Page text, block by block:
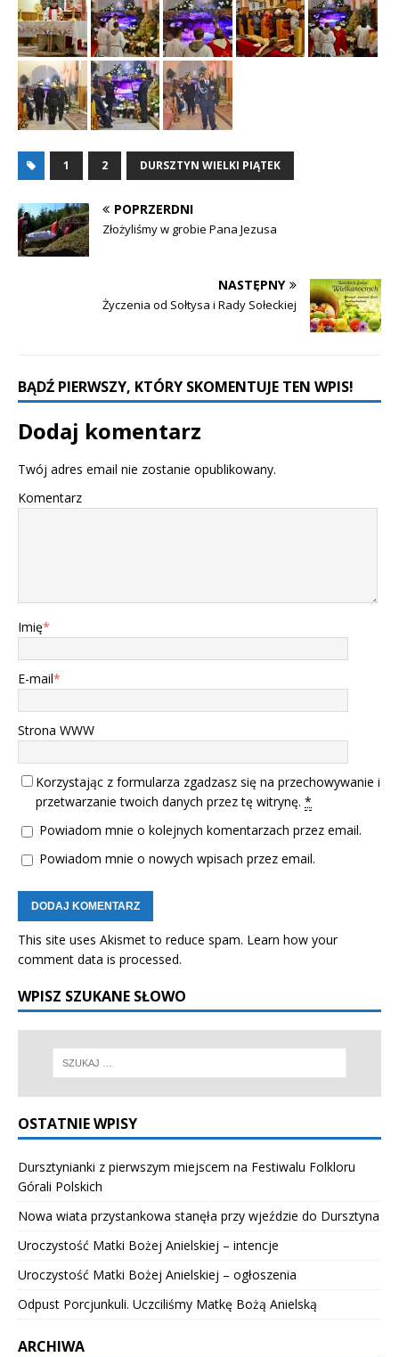
1 2 DURSZTYN WIELKI PIĄTEK
POPRZERDNI
Złożyliśmy w grobie Pana Jezusa
NASTĘPNY
Życzenia od Sołtysa i Rady Sołeckiej
BĄDŹ PIERWSZY, KTÓRY SKOMENTUJE TEN WPIS!
Dodaj komentarz
Twój adres email nie zostanie opublikowany.
Komentarz
Imię*
E-mail*
Strona WWW
Korzystając z formularza zgadzasz się na przechowywanie i
przetwarzanie twoich danych przez tę witrynę. *
Powiadom mnie o kolejnych komentarzach przez email.
Powiadom mnie o nowych wpisach przez email.
This site uses Akismet to reduce spam. Learn how your
comment data is processed.
WPISZ SZUKANE SŁOWO
OSTATNIE WPISY
Dursztynianki z pierwszym miejscem na Festiwalu Folkloru
Górali Polskich
Nowa wiata przystankowa stanęła przy wjeździe do Dursztyna
Uroczystość Matki Bożej Anielskiej – intencje
Uroczystość Matki Bożej Anielskiej – ogłoszenia
Odpust Porcjunkuli. Uczciliśmy Matkę Bożą Anielską
ARCHIWA